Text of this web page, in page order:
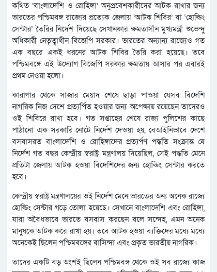
কথিত ‘বাংলাদেশি ও রোহিঙ্গা’ অনুপ্রবেশকারীদের আটক রাখার জন্য
ভারতের পশ্চিমবঙ্গ রাজ্যের প্রত্যেক জেলায় ‌‘আটক শিবির’ বা ‘হোল্ডিং
সেন্টার’ তৈরির নির্দেশ দিয়েছে সেখানকার ক্ষমতাসীন মুখ্যমন্ত্রী শুভেন্দু
অধিকারী নেতৃত্বাধীন বিজেপি সরকার। ভারতের অন্যান্য রাজ্যেও গত
এক বছরে একই ধরনের আটক শিবির তৈরি করা হয়েছে। তবে
পশ্চিমবঙ্গে এই উদ্যোগ বিজেপি সরকার ক্ষমতায় আসার পর এবারই
প্রথম নেওয়া হলো।
কারাগার থেকে সাজার মেয়াদ শেষে ছাড়া পাওয়া যেসব বিদেশি
নাগরিক নিজ দেশে প্রত্যর্পিত হওয়ার জন্য অপেক্ষায় রয়েছেন তাদেরও
ওই শিবিরে রাখা হবে। গত সপ্তাহের শেষে রাজ্য পুলিশের কাছে
পাঠানো এক সরকারি নোটে নির্দেশ দেওয়া হয়, বেআইনিভাবে দেশে
বসবাসরত বাংলাদেশি ও রোহিঙ্গাদের প্রত্যর্পণ পদ্ধতি সংক্রান্ত যে
নির্দেশ গত বছর কেন্দ্রীয় স্বরাষ্ট্র মন্ত্রণালয় দিয়েছিল, সেই পদ্ধতি মেনে
প্রতিটা জেলায় আটক হওয়া বিদেশিদের জন্য হোল্ডিং সেন্টার করতে
হবে।
কেন্দ্রীয় স্বরাষ্ট্র মন্ত্রণালয়ের ওই নির্দেশ মেনে ভারতের অন্য অনেক রাজ্যে
হোল্ডিং সেন্টার গড়ে তোলা হয়েছে। সেখানে বাংলাদেশি এবং রোহিঙ্গা,
যারা অবৈধভাবে ভারতে বসবাস করছেন বলে সন্দেহ, এমন অনেক
মানুষকে আটক করে রাখা হয়। তবে আটক হওয়া ব্যক্তিদের মধ্যে মধ্যে
অনেকেই ছিলেন পশ্চিমবঙ্গের বাসিন্দা এবং প্রকৃত ভারতীয় নাগরিক।
তাদের একটি বড় অংশই ছিলেন পশ্চিমবঙ্গ থেকে ওই সব রাজ্যে কাজ